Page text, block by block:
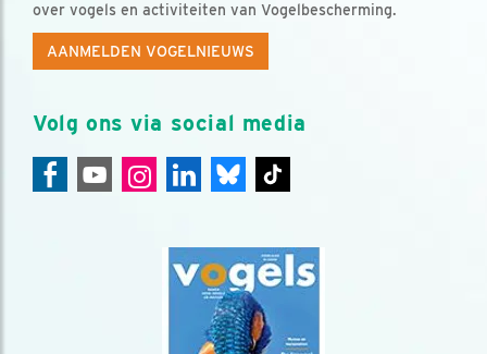
over vogels en activiteiten van Vogelbescherming.
AANMELDEN VOGELNIEUWS
Volg ons via social media